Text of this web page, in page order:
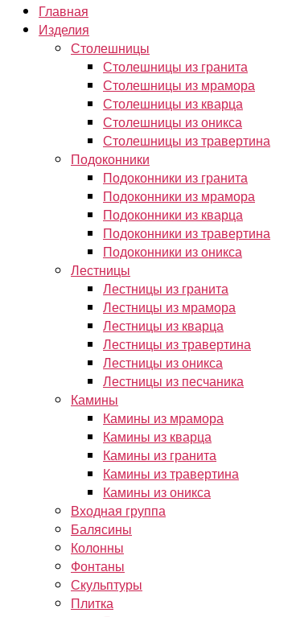
Главная
Изделия
Столешницы
Столешницы из гранита
Столешницы из мрамора
Столешницы из кварца
Столешницы из оникса
Столешницы из травертина
Подоконники
Подоконники из гранита
Подоконники из мрамора
Подоконники из кварца
Подоконники из травертина
Подоконники из оникса
Лестницы
Лестницы из гранита
Лестницы из мрамора
Лестницы из кварца
Лестницы из травертина
Лестницы из оникса
Лестницы из песчаника
Камины
Камины из мрамора
Камины из кварца
Камины из гранита
Камины из травертина
Камины из оникса
Входная группа
Балясины
Колонны
Фонтаны
Скульптуры
Плитка